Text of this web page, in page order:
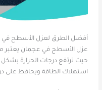
أفضل الطرق لعزل الأسطح
عزل الأسطح في عجمان يعتبر
حيث ترتفع درجات الحرارة
استهلاك الطاقة ويحافظ على